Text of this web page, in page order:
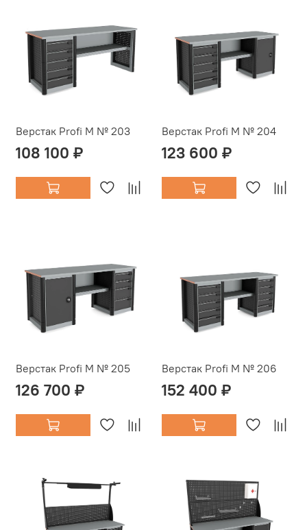
Верстак Profi M № 203
108 100 ₽
Верстак Profi M № 204
123 600 ₽
Верстак Profi M № 205
126 700 ₽
Верстак Profi M № 206
152 400 ₽